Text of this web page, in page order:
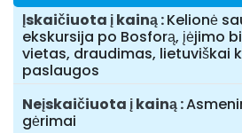
Įskaičiuota į kainą Kelionė
ekskursija po Bosforą, įėjimo
vietas, draudimas, lietuviškai
paslaugos
Neįskaičiuota į kainą
gėrimai